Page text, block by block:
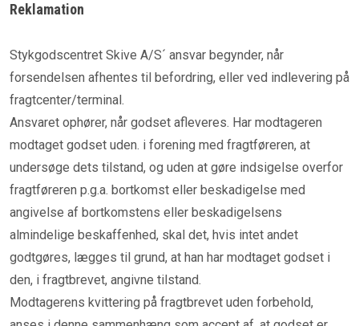
Reklamation
Stykgodscentret Skive A/S´ ansvar begynder, når
forsendelsen afhentes til befordring, eller ved indlevering på
fragtcenter/terminal.
Ansvaret ophører, når godset afleveres. Har modtageren
modtaget godset uden. i forening med fragtføreren, at
undersøge dets tilstand, og uden at gøre indsigelse overfor
fragtføreren p.g.a. bortkomst eller beskadigelse med
angivelse af bortkomstens eller beskadigelsens
almindelige beskaffenhed, skal det, hvis intet andet
godtgøres, lægges til grund, at han har modtaget godset i
den, i fragtbrevet, angivne tilstand.
Modtagerens kvittering på fragtbrevet uden forbehold,